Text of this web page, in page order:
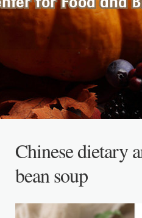
Chinese dietary
bean soup